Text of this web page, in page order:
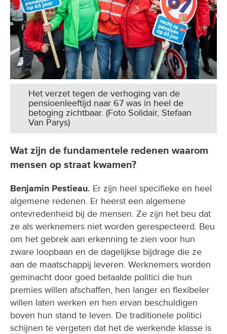
Het verzet tegen de verhoging van de
pensioenleeftijd naar 67 was in heel de
betoging zichtbaar. (Foto Solidair, Stefaan
Van Parys)
Wat zijn de fundamentele redenen waarom
mensen op straat kwamen?
Benjamin Pestieau. Er zijn heel specifieke en heel
algemene redenen. Er heerst een algemene
ontevredenheid bij de mensen. Ze zijn het beu dat
ze als werknemers niet worden gerespecteerd. Beu
om het gebrek aan erkenning te zien voor hun
zware loopbaan en de dagelijkse bijdrage die ze
aan de maatschappij leveren. Werknemers worden
geminacht door goed betaalde politici die hun
premies willen afschaffen, hen langer en flexibeler
willen laten werken en hen ervan beschuldigen
boven hun stand te leven. De traditionele politici
schijnen te vergeten dat het de werkende klasse is